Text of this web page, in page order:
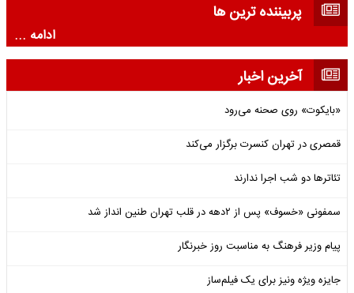
پربیننده ترین ها
ادامه ...
آخرین اخبار
«بایکوت» روی صحنه می‌رود
قمصری در تهران کنسرت برگزار می‌کند
تئاترها دو شب اجرا ندارند
سمفونی «خسوف» پس از ۲دهه در قلب تهران طنین انداز شد
پیام وزیر فرهنگ به مناسبت روز خبرنگار
جایزه ویژه ونیز برای یک فیلم‌ساز